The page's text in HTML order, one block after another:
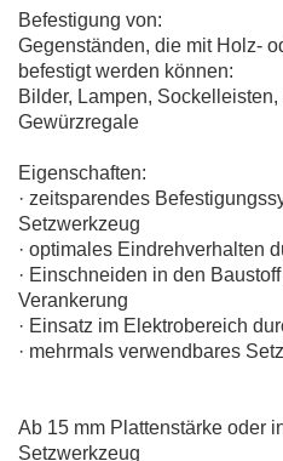
Befestigung von:
Gegenständen, die mit Holz-
befestigt werden können:
Bilder, Lampen,
Gewürzregale
Eigenschaften:
· zeitsparendes
Setzwerkzeug
· optimales Eindrehverhalten
· Einschneiden in den
Verankerung
· Einsatz im Elektrobereich
· mehrmals verwendbares
Ab 15 mm Plattenstärke oder
Setzwerkzeug